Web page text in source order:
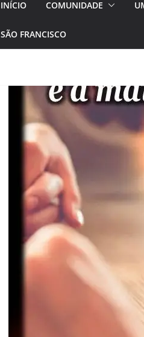
INÍCIO COMUNIDADE
SÃO FRANCISCO